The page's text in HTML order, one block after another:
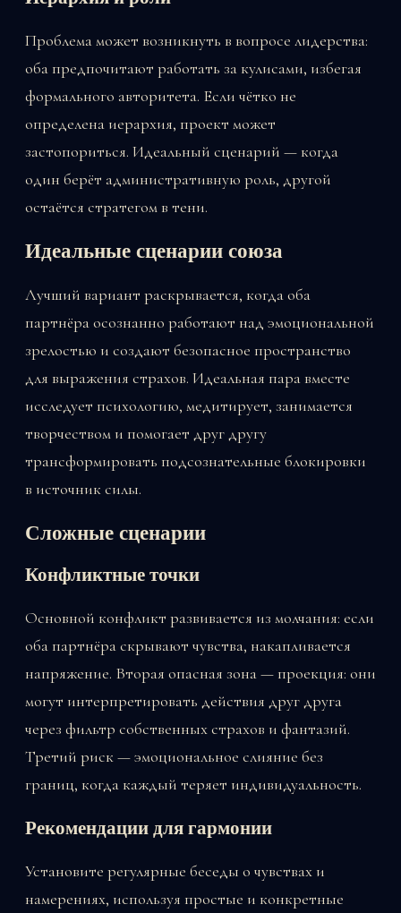
Проблема может возникнуть в вопросе лидерства:
оба предпочитают работать за кулисами, избегая
формального авторитета. Если чётко не
определена иерархия, проект может
застопориться. Идеальный сценарий — когда
один берёт административную роль, другой
остаётся стратегом в тени.
Идеальные сценарии союза
Лучший вариант раскрывается, когда оба
партнёра осознанно работают над эмоциональной
зрелостью и создают безопасное пространство
для выражения страхов. Идеальная пара вместе
исследует психологию, медитирует, занимается
творчеством и помогает друг другу
трансформировать подсознательные блокировки
в источник силы.
Сложные сценарии
Конфликтные точки
Основной конфликт развивается из молчания: если
оба партнёра скрывают чувства, накапливается
напряжение. Вторая опасная зона — проекция: они
могут интерпретировать действия друг друга
через фильтр собственных страхов и фантазий.
Третий риск — эмоциональное слияние без
границ, когда каждый теряет индивидуальность.
Рекомендации для гармонии
Установите регулярные беседы о чувствах и
намерениях, используя простые и конкретные